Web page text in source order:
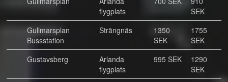
flygplats
SEK
Gullmarsplan
Bussstation
Strängnäs
1350
SEK
1755
SEK
Gustavsberg
Arlanda
flygplats
995 SEK
1290
SEK